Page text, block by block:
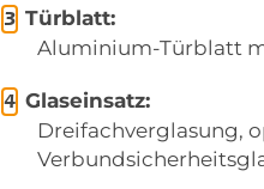
Türblatt:
Aluminium-Türblatt
Glaseinsatz:
Dreifachverglasung,